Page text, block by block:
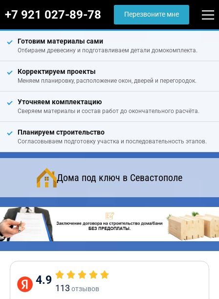
+7 921 027-89-78 Перезвоните мне
Готовим материалы сами
Отбираем древесину и подготавливаем детали домокомплекта.
Корректируем проекты
Меняем планировку, расположение окон, дверей и перегородок.
Уточняем комплектацию
Сверяем материалы и состав работ до окончательного расчёта.
Планируем строительство
Согласовываем подготовку участка и последовательность этапов.
Дома под ключ в Севастополе
4.9
113 отзывов